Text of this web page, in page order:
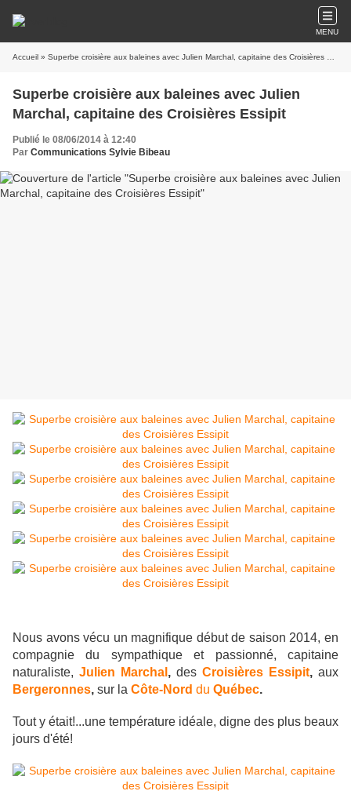
MENU
Accueil » Superbe croisière aux baleines avec Julien Marchal, capitaine des Croisières Essipit
Superbe croisière aux baleines avec Julien
Marchal, capitaine des Croisières Essipit
Publié le 08/06/2014 à 12:40
Par Communications Sylvie Bibeau
Nous avons vécu un magnifique début de saison 2014, en
compagnie du sympathique et passionné, capitaine
naturaliste, Julien Marchal , des Croisières Essipit, aux
Bergeronnes, sur la Côte-Nord du Québec.
Tout y était!...une température idéale, digne des plus beaux
jours d'été!